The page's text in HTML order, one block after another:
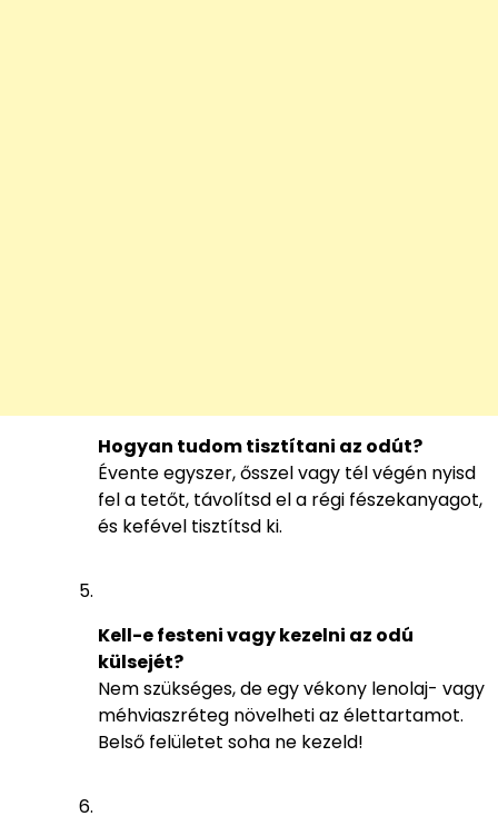
Hogyan tudom tisztítani az odút?
Évente egyszer, ősszel vagy tél végén nyisd
fel a tetőt, távolítsd el a régi fészekanyagot,
és kefével tisztítsd ki.
Kell-e festeni vagy kezelni az odú
külsejét?
Nem szükséges, de egy vékony lenolaj- vagy
méhviaszréteg növelheti az élettartamot.
Belső felületet soha ne kezeld!